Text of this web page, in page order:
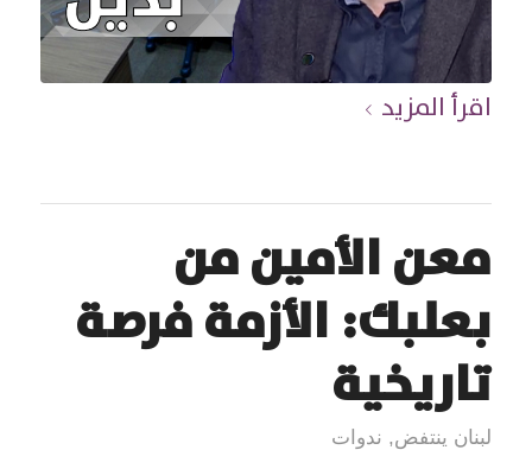
اقرأ المزيد
معن الأمين من
بعلبك: الأزمة فرصة
تاريخية
لبنان ينتفض, ندوات